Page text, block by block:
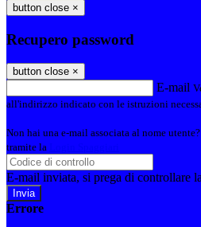
button close ×
Recupero password
button close ×
E-mail
all'indirizzo indicato con le istruzioni
Non hai una e-mail associata al nome
tramite la
E-mail inviata, si prega di controllare
Errore